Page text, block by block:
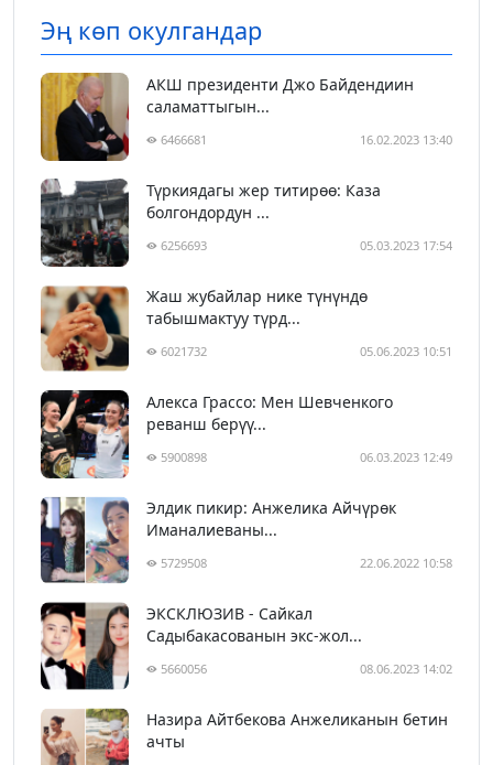
Эң көп окулгандар
АКШ президенти Джо Байдендиин
саламаттыгын...
6466681 16.02.2023 13:40
Түркиядагы жер титирөө: Каза
болгондордун ...
6256693 05.03.2023 17:54
Жаш жубайлар нике түнүндө
табышмактуу түрд...
6021732 05.06.2023 10:51
Алекса Грассо: Мен Шевченкого
реванш берүү...
5900898 06.03.2023 12:49
Элдик пикир: Анжелика Айчүрөк
Иманалиеваны...
5729508 22.06.2022 10:58
ЭКСКЛЮЗИВ - Сайкал
Садыбакасованын экс-жол...
5660056 08.06.2023 14:02
Назира Айтбекова Анжеликанын бетин
ачты